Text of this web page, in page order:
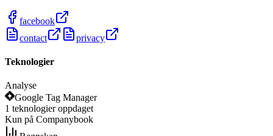
facebook
contact
privacy
Teknologier
Analyse
Google Tag Manager
1 teknologier oppdaget
Kun på Companybook